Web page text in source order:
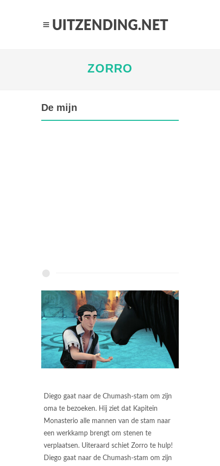
ZORRO
De mijn
Diego gaat naar de Chumash-stam om zijn
oma te bezoeken. Hij ziet dat Kapitein
Monasterio alle mannen van de stam naar
een werkkamp brengt om stenen te
verplaatsen. Uiteraard schiet Zorro te hulp!
Diego gaat naar de Chumash-stam om zijn